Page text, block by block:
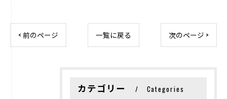
< 前のページ 一覧に戻る 次のページ >
カテゴリー Categories